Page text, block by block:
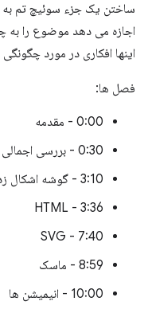
ساختن یک جزء سوئیچ تم
اجازه می دهد موضوع را به
اینها افکاری در مورد
فصل ها:
0:00 - مقدمه
0:30 - بررسی اجمالی
3:10 - گوشه اشکال زدایی
3:36 - HTML
7:40 - SVG
8:59 - ماسک
10:00 - انیمیشن ها